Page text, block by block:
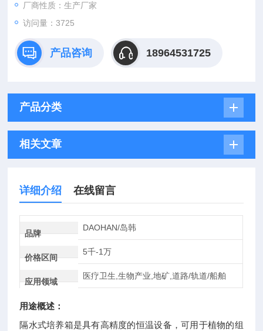
厂商性质：生产厂家
访问量：3725
产品咨询 18964531725
产品分类
相关文章
详细介绍 在线留言
品牌
DAOHAN/岛韩
价格区间
5千-1万
应用领域
医疗卫生,生物产业,地矿,道路/轨道/船舶
用途概述：
隔水式培养箱是具有高精度的恒温设备，可用于植物的组